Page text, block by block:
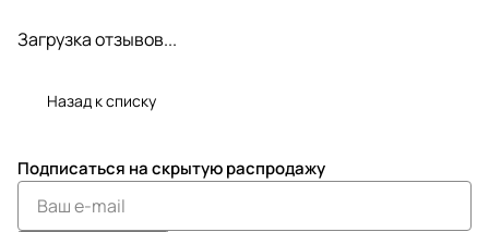
Загрузка отзывов...
Назад к списку
Подписаться на скрытую распродажу